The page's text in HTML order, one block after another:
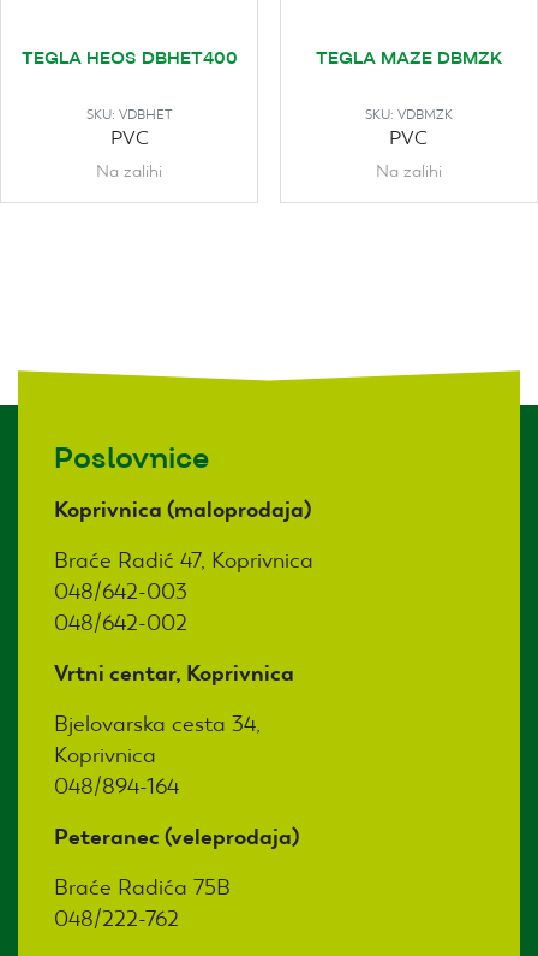
TEGLA HEOS DBHET400
SKU:VDBHET
PVC
Na zalihi
TEGLA MAZE DBMZK
SKU: VDBMZK
PVC
Na zalihi
Poslovnice
Koprivnica (maloprodaja)
Braće Radić 47, Koprivnica
048/642-003
048/642-002
Vrtni centar, Koprivnica
Bjelovarska cesta 34,
Koprivnica
048/894-164
Peteranec (veleprodaja)
Braće Radića 75B
048/222-762